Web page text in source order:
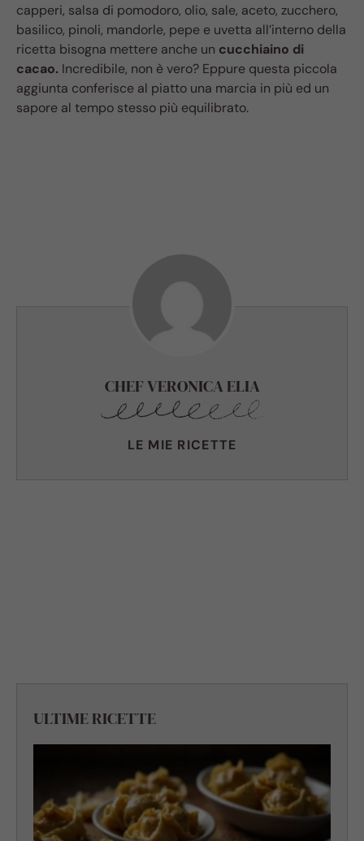
capperi, salsa di pomodoro, olio, sale, aceto, zucchero,
basilico, pinoli, mandorle, pepe e uvetta all’interno della
ricetta bisogna mettere anche un cucchiaino di
cacao. Incredibile, non è vero? Eppure questa piccola
aggiunta conferisce al piatto una marcia in più ed un
sapore al tempo stesso più equilibrato.
CHEF VERONICA ELIA
LE MIE RICETTE
ULTIME RICETTE